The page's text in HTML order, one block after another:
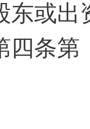
东或出
四条